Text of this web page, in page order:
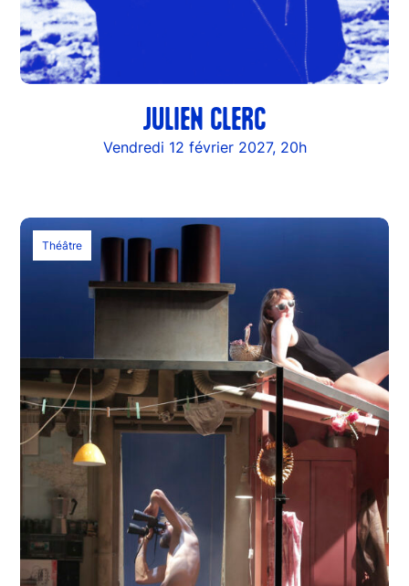
JULIEN CLERC
Vendredi 12 février 2027, 20h
Théâtre